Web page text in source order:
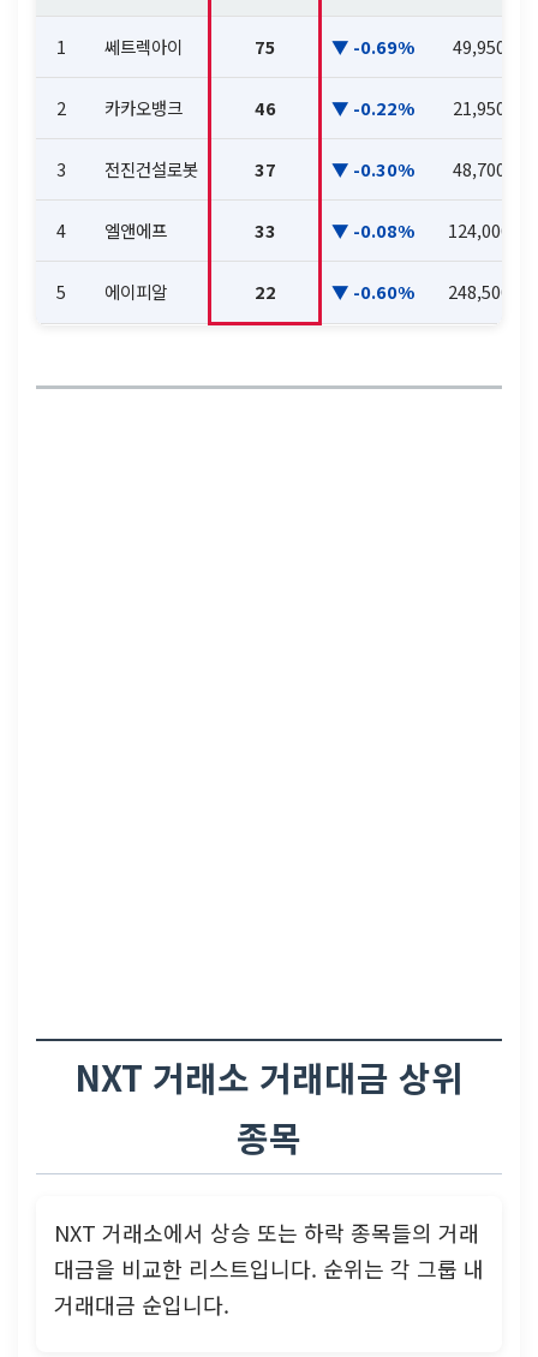
1 쎄트렉아이 75 -0.69% 49,950
2 카카오뱅크 46 -0.22% 21,950
3 전진건설로봇 37 -0.30% 48,700
4 엘앤에프 33 -0.08% 124,000
5 에이피알 22 -0.60% 248,500
NXT 거래소 거래대금 상위
종목
NXT 거래소에서 상승 또는 하락 종목들의 거래
대금을 비교한 리스트입니다. 순위는 각 그룹 내
거래대금 순입니다.